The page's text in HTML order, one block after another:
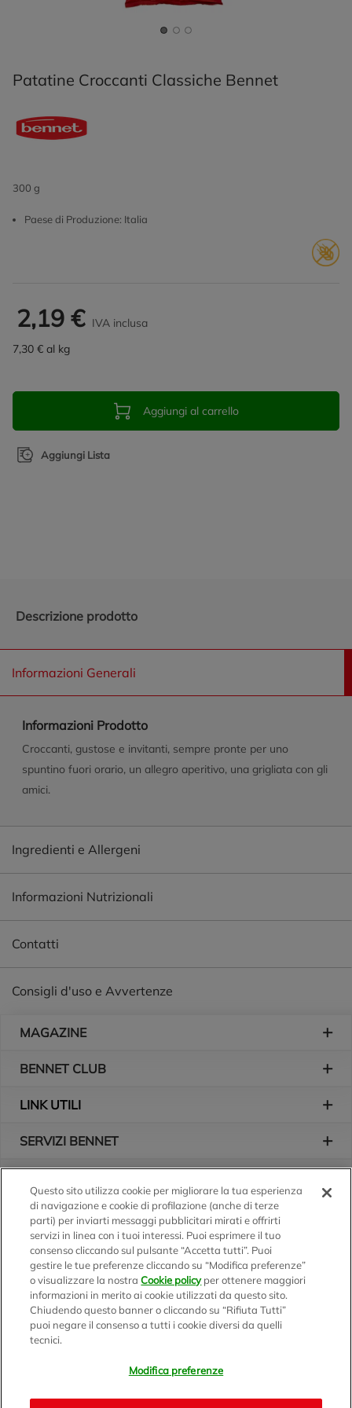
Patatine Croccanti Classiche Bennet
300 g
Paese di Produzione: Italia
2,19 € IVA inclusa
7,30 € al kg
Aggiungi al carrello
Aggiungi Lista
Descrizione prodotto
Informazioni Generali
Informazioni Prodotto
Croccanti, gustose e invitanti, sempre pronte per uno
spuntino fuori orario, un allegro aperitivo, una grigliata con gli
amici.
Ingredienti e Allergeni
Informazioni Nutrizionali
Contatti
Consigli d'uso e Avvertenze
MAGAZINE
BENNET CLUB
LINK UTILI
SERVIZI BENNET
Logo Bennet
Seguici sui nostri canali
Scarica l'app
Questo sito utilizza cookie per migliorare la tua esperienza
di navigazione e cookie di profilazione (anche di terze
parti) per inviarti messaggi pubblicitari mirati e offrirti
servizi in linea con i tuoi interessi. Puoi esprimere il tuo
consenso cliccando sul pulsante “Accetta tutti”. Puoi
gestire le tue preferenze cliccando su “Modifica preferenze”
o visualizzare la nostraCookie policyper ottenere maggiori
informazioni in merito ai cookie utilizzati da questo sito.
Chiudendo questo banner o cliccando su “Rifiuta Tutti”
puoi negare il consenso a tutti i cookie diversi da quelli
tecnici.
Modifica preferenze